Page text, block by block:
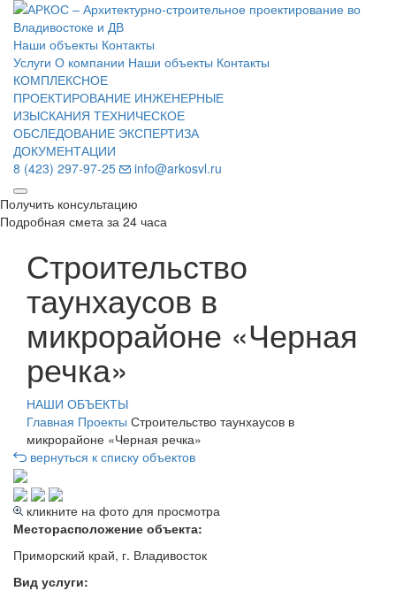
Наши объекты Контакты
Услуги О компании Наши объекты Контакты
КОМПЛЕКСНОЕ
ПРОЕКТИРОВАНИЕ ИНЖЕНЕРНЫЕ
ИЗЫСКАНИЯ ТЕХНИЧЕСКОЕ
ОБСЛЕДОВАНИЕ ЭКСПЕРТИЗА
ДОКУМЕНТАЦИИ
8 (423) 297-97-25
info@arkosvl.ru
Получить консультацию
Подробная смета за 24 часа
Строительство
таунхаусов в
микрорайоне «Черная
речка»
НАШИ ОБЪЕКТЫ
Главная Проекты Строительство таунхаусов в
микрорайоне «Черная речка»
вернуться к списку объектов
кликните на фото для просмотра
Месторасположение объекта:
Приморский край, г. Владивосток
Вид услуги: